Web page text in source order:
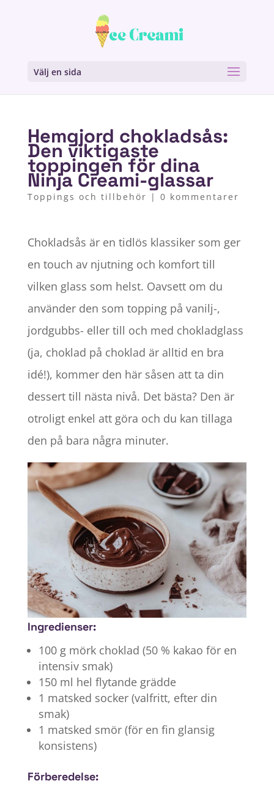
Välj en sida
Hemgjord chokladsås:
Den viktigaste
toppingen för dina
Ninja Creami-glassar
Toppings och tillbehör | 0 kommentarer
Chokladsås är en tidlös klassiker som ger
en touch av njutning och komfort till
vilken glass som helst. Oavsett om du
använder den som topping på vanilj-,
jordgubbs- eller till och med chokladglass
(ja, choklad på choklad är alltid en bra
idé!), kommer den här såsen att ta din
dessert till nästa nivå. Det bästa? Den är
otroligt enkel att göra och du kan tillaga
den på bara några minuter.
Ingredienser:
100 g mörk choklad (50 % kakao för en
intensiv smak)
150 ml hel flytande grädde
1 matsked socker (valfritt, efter din
smak)
1 matsked smör (för en fin glansig
konsistens)
Förberedelse: